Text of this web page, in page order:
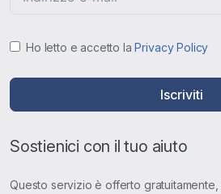
Ho letto e accetto laPrivacy Policy
Iscriviti
Sostienici con il tuo aiuto
Questo servizio è offerto